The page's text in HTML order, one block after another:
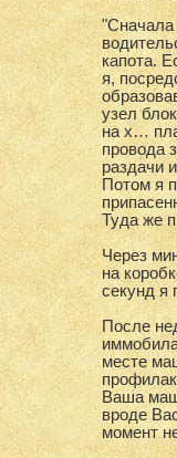
"Сначала
капота.
я,
узел
на х…
провода
раздачи
Потом я
Туда же
Через
на
секунд я
После
месте
Ваша
вроде
момент